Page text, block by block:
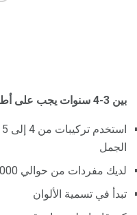
بين 3-4 سنوات يجب على أطفالك:
الجمل
لديك مفردات من حوالي 1000 كلمة
تبدأ في تسمية الألوان